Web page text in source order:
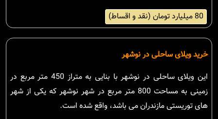
80 میلیارد تومان (نقد و اقساط)
خرید ویلای ساحلی در نوشهر
این ویلای ساحلی در نوشهر با بنایی به متراز 450 متر مربع در
زمینی به مساحت 800 متر مربع در شهر نوشهر که یکی از شهر
های توریستی مازندران می باشد، واقع شده است.